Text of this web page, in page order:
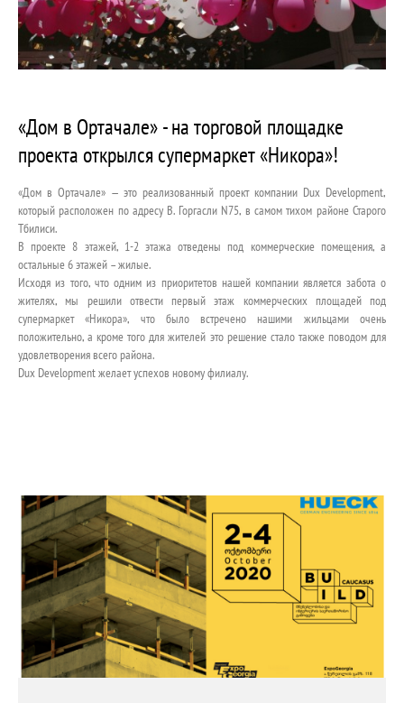
КОНТАКТ
«Дом в Ортачале» - на торговой площадке
проекта открылся супермаркет «Никора»!
«Дом в Ортачале» — это реализованный проект компании Dux Development,
который расположен по адресу В. Горгасли N75, в самом тихом районе Старого
Тбилиси.
В проекте 8 этажей, 1-2 этажа отведены под коммерческие помещения, а
остальные 6 этажей – жилые.
Исходя из того, что одним из приоритетов нашей компании является забота о
жителях, мы решили отвести первый этаж коммерческих площадей под
супермаркет «Никора», что было встречено нашими жильцами очень
положительно, а кроме того для жителей это решение стало также поводом для
удовлетворения всего района.
Dux Development желает успехов новому филиалу.